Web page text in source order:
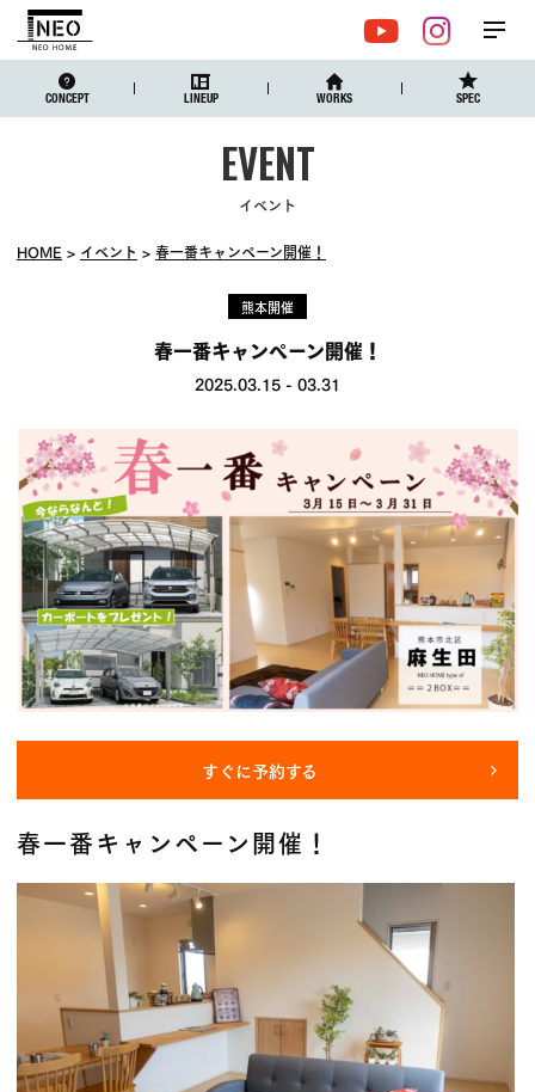
CONCEPT LINEUP WORKS SPEC
YouTube
メ
イベント
HOME イベント 春一番キャンペーン開催！
熊本開催
春一番キャンペーン開催！
2025.03.15 - 03.31
すぐに予約する
春一番キャンペーン開催！